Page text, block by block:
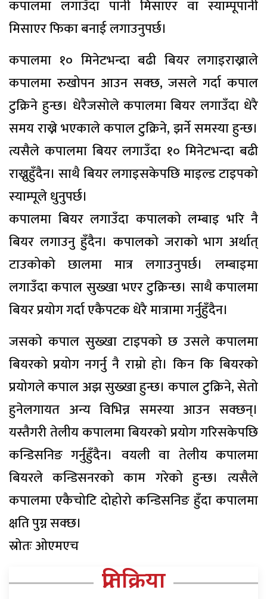
कपालमा लगाउँदा पानी मिसाएर वा स्याम्पूपानी
मिसाएर फिका बनाई लगाउनुपर्छ।
कपालमा १० मिनेटभन्दा बढी बियर लगाइराख्नाले
कपालमा रुखोपन आउन सक्छ, जसले गर्दा कपाल
टुक्रिने हुन्छ। धेरैजसोले कपालमा बियर लगाउँदा धेरै
समय राख्ने भएकाले कपाल टुक्रिने, झर्ने समस्या हुन्छ।
त्यसैले कपालमा बियर लगाउँदा १० मिनेटभन्दा बढी
राख्नुहुँदैन। साथै बियर लगाइसकेपछि माइल्ड टाइपको
स्याम्पूले धुनुपर्छ।
कपालमा बियर लगाउँदा कपालको लम्बाइ भरि नै
बियर लगाउनु हुँदैन। कपालको जराको भाग अर्थात्
टाउकोको छालमा मात्र लगाउनुपर्छ। लम्बाइमा
लगाउँदा कपाल सुख्खा भएर टुक्रिन्छ। साथै कपालमा
बियर प्रयोग गर्दा एकैपटक धेरै मात्रामा गर्नुहुँदैन।
जसको कपाल सुख्खा टाइपको छ उसले कपालमा
बियरको प्रयोग नगर्नु नै राम्रो हो। किन कि बियरको
प्रयोगले कपाल अझ सुख्खा हुन्छ। कपाल टुक्रिने, सेतो
हुनेलगायत अन्य विभिन्न समस्या आउन सक्छन्।
यस्तैगरी तेलीय कपालमा बियरको प्रयोग गरिसकेपछि
कन्डिसनिङ गर्नुहुँदैन। वयली वा तेलीय कपालमा
बियरले कन्डिसनरको काम गरेको हुन्छ। त्यसैले
कपालमा एकैचोटि दोहोरो कन्डिसनिङ हुँदा कपालमा
क्षति पुग्न सक्छ।
स्रोतः ओएमएच
प्रतिक्रिया